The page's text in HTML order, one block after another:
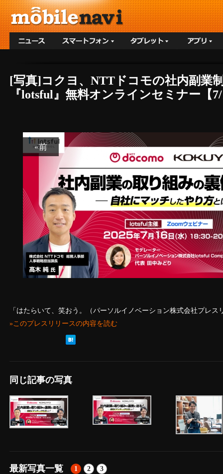
[写真]コクヨ、NTTドコモの社内副業
『lotsful』無料オンラインセミナー【
«前
「はたらいて、笑おう。（パーソルイノベーション株式会社プレス
»このプレスリリースの内容を読む
同じ記事の写真
最新写真一覧 1 2 3